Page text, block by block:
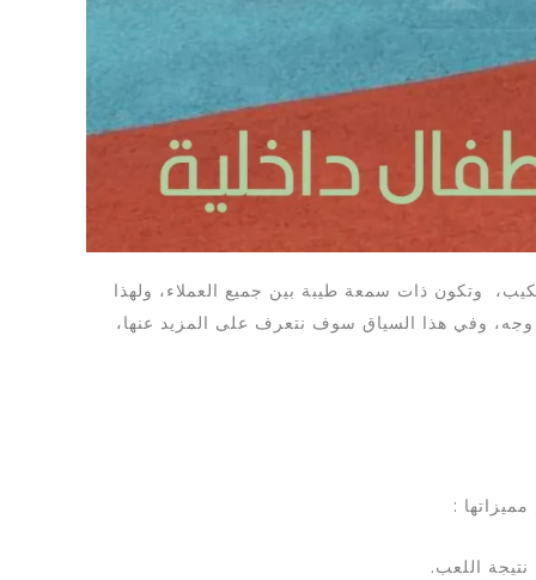
وتكون ذات سمعة طيبة بين جميع العملاء، ولهذا
وفي هذا السياق سوف نتعرف على المزيد عنها،
:
اللعب.